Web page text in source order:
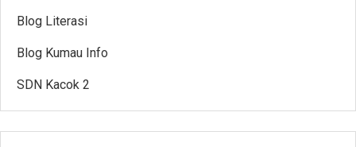
Blog Literasi
Blog Kumau Info
SDN Kacok 2